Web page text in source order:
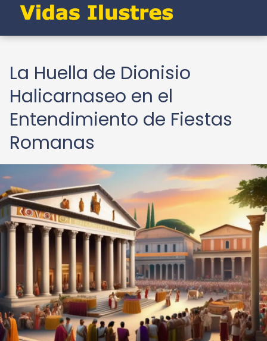
La Huella de Dionisio
Halicarnaseo en el
Entendimiento de Fiestas
Romanas